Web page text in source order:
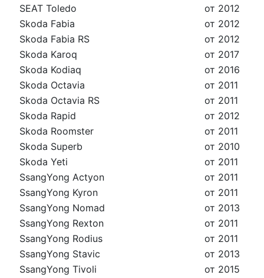
SEAT Toledo
от 2012
Skoda Fabia
от 2012
Skoda Fabia RS
от 2012
Skoda Karoq
от 2017
Skoda Kodiaq
от 2016
Skoda Octavia
от 2011
Skoda Octavia RS
от 2011
Skoda Rapid
от 2012
Skoda Roomster
от 2011
Skoda Superb
от 2010
Skoda Yeti
от 2011
SsangYong Actyon
от 2011
SsangYong Kyron
от 2011
SsangYong Nomad
от 2013
SsangYong Rexton
от 2011
SsangYong Rodius
от 2011
SsangYong Stavic
от 2013
SsangYong Tivoli
от 2015